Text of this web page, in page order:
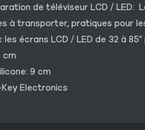
de téléviseur LCD / LED:
à transporter, pratiques pour
écrans LCD / LED de 32 à 85″
cm
9 cm
Electronics